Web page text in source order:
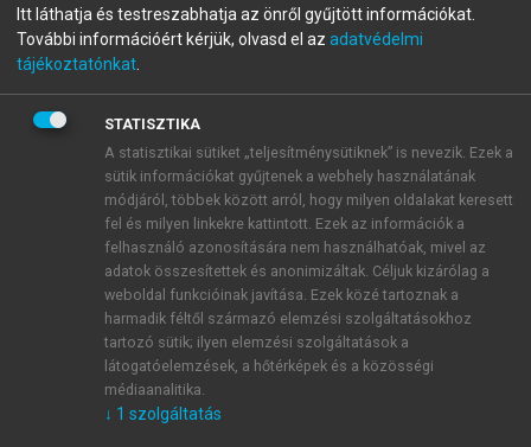
fiókoddal,vagy hozz létre új fiókot.
A regisztráció után apróbaidőszakautomatikusan
BELÉPÉS SAJÁT FIÓKKAL
ÚJ FIÓK LÉTREHOZÁSA
1 óra díjmentes hozzáférés
E-MAIL-CÍM
Itt láthatja és testreszabhatja az önről gyűjtött információkat.
További információért kérjük, olvasd el az adatvédelmi
tájékoztatónkat
STATISZTIKA
A statisztikai sütiket „teljesítménysütiknek” is nevezik. Ezek a
sütik információkat gyűjtenek a webhely használatának
módjáról, többek között arról, hogy milyen oldalakat keresett
fel és milyen linkekre kattintott. Ezek az információk a
felhasználó azonosítására nem használhatóak, mivel az
adatok összesítettek és anonimizáltak. Céljuk kizárólag a
weboldal funkcióinak javítása. Ezek közé tartoznak a
harmadik féltől származó elemzési szolgáltatásokhoz
tartozó sütik; ilyen elemzési szolgáltatások a
látogatóelemzések, a hőtérképek és a közösségi
médiaanalitika.
↓ 1 szolgáltatás